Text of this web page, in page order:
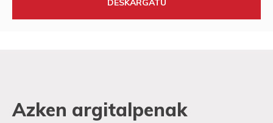
Azken argitalpenak